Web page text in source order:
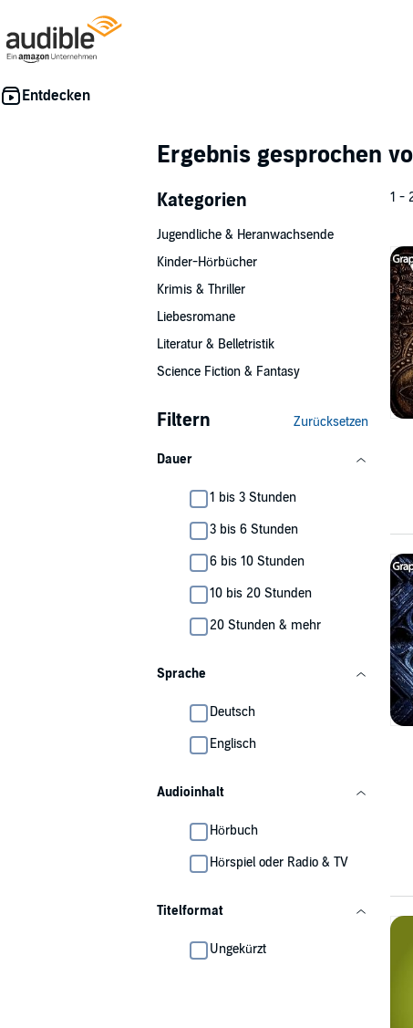
Ergebnis gesprochen
Kategorien
Jugendliche & Heranwachsende
Kinder-Hörbücher
Krimis & Thriller
Liebesromane
Literatur & Belletristik
Science Fiction & Fantasy
Filtern Zurücksetzen
Dauer
1 bis 3 Stunden
3 bis 6 Stunden
6 bis 10 Stunden
10 bis 20 Stunden
20 Stunden & mehr
Sprache
Deutsch
Englisch
Audioinhalt
Hörbuch
Hörspiel oder Radio & TV
Titelformat
Ungekürzt
1 -